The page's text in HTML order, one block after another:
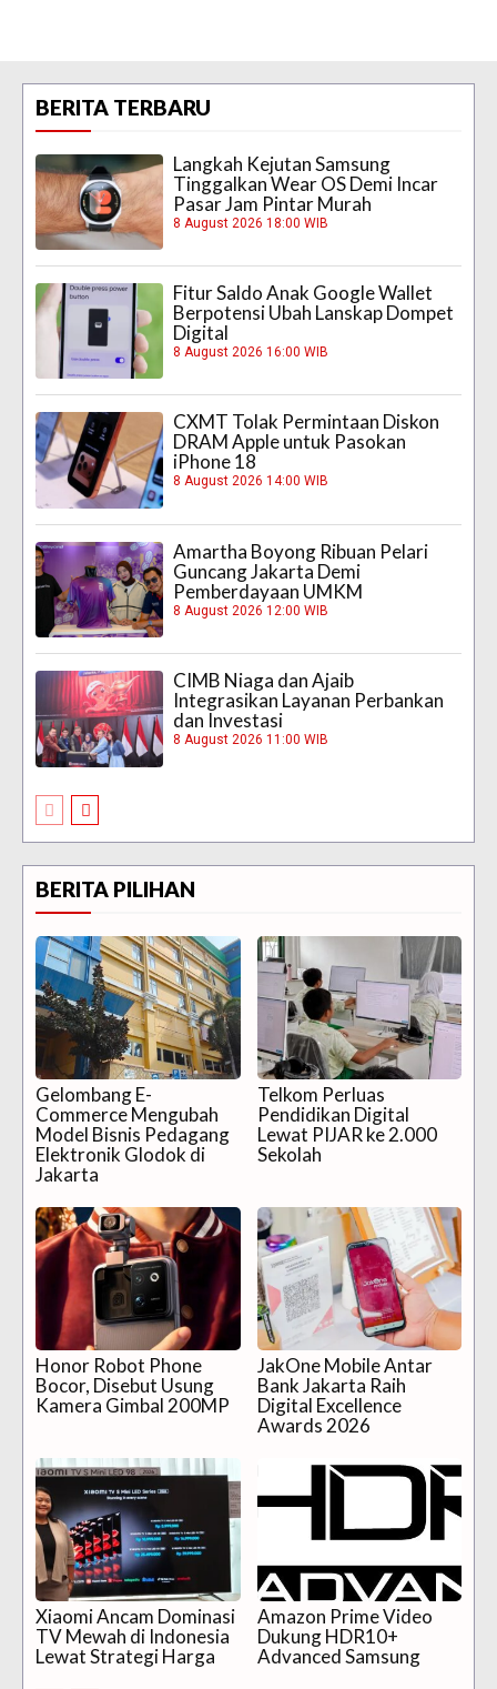
BERITA TERBARU
Langkah Kejutan Samsung
Tinggalkan Wear OS Demi Incar
Pasar Jam Pintar Murah
8 August 2026 18:00 WIB
Fitur Saldo Anak Google Wallet
Berpotensi Ubah Lanskap Dompet
Digital
8 August 2026 16:00 WIB
CXMT Tolak Permintaan Diskon
DRAM Apple untuk Pasokan
iPhone 18
8 August 2026 14:00 WIB
Amartha Boyong Ribuan Pelari
Guncang Jakarta Demi
Pemberdayaan UMKM
8 August 2026 12:00 WIB
CIMB Niaga dan Ajaib
Integrasikan Layanan Perbankan
dan Investasi
8 August 2026 11:00 WIB
BERITA PILIHAN
Gelombang E-
Commerce Mengubah
Model Bisnis Pedagang
Elektronik Glodok di
Jakarta
Telkom Perluas
Pendidikan Digital
Lewat PIJAR ke 2.000
Sekolah
Honor Robot Phone
Bocor, Disebut Usung
Kamera Gimbal 200MP
JakOne Mobile Antar
Bank Jakarta Raih
Digital Excellence
Awards 2026
Xiaomi Ancam Dominasi
TV Mewah di Indonesia
Lewat Strategi Harga
Amazon Prime Video
Dukung HDR10+
Advanced Samsung